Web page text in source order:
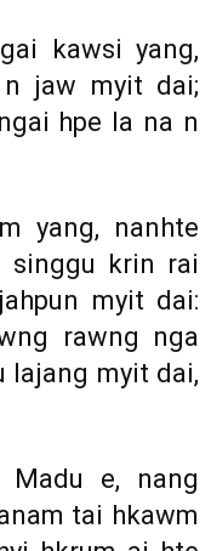
kawsi yang,
jaw myit dai;
hpe la na n
yang, nanhte
singgu krin rai
myit dai:
rawng nga
lajang myit dai,
Madu e, nang
tai hkawm